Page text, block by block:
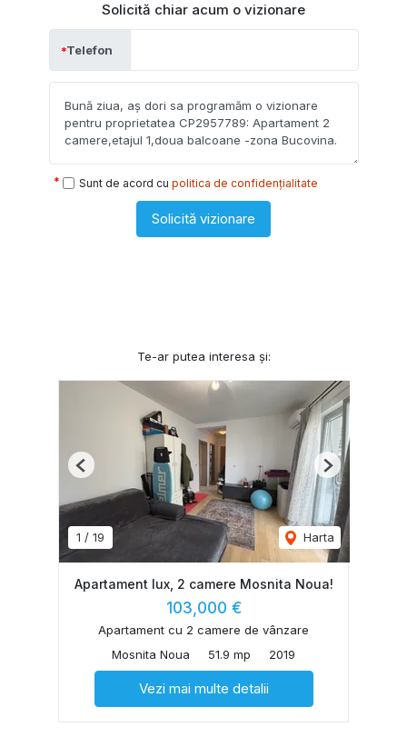
Solicită chiar acum o vizionare
Telefon
Sunt de acord cu politica de confidențialitate
Solicită vizionare
Te-ar putea interesa și:
1 / 19 Harta
Previous Next
Apartament lux, 2 camere Mosnita Noua!
103,000 €
Apartament cu 2 camere de vânzare
Mosnita Noua
51.9 mp 2019
Vezi mai multe detalii